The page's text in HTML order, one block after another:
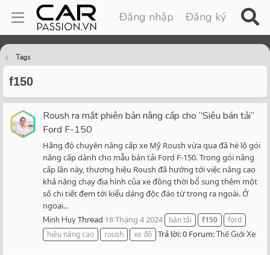
Đăng nhập Đăng ký
Tags
f150
Roush ra mắt phiên bản nâng cấp cho “Siêu bán tải”
Ford F-150
Hãng độ chuyên nâng cấp xe Mỹ Roush vừa qua đã hé lộ gói
nâng cấp dành cho mẫu bán tải Ford F-150. Trong gói nâng
cấp lần này, thương hiệu Roush đã hướng tới việc nâng cao
khả năng chạy địa hình của xe đồng thời bổ sung thêm một
số chi tiết đem tới kiểu dáng độc đáo từ trong ra ngoài. Ở
ngoại...
Minh HuyThread 18 Tháng 4 2024 bán tải f150
ford
hiệu năng cao
roush xe độ Trả lời: 0 Forum:Thế Giới Xe